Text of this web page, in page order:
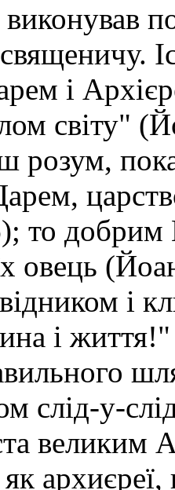
свя­щеничу.
і
світу"
розум,
то добрим
овець
і
і
слід-у-
великим